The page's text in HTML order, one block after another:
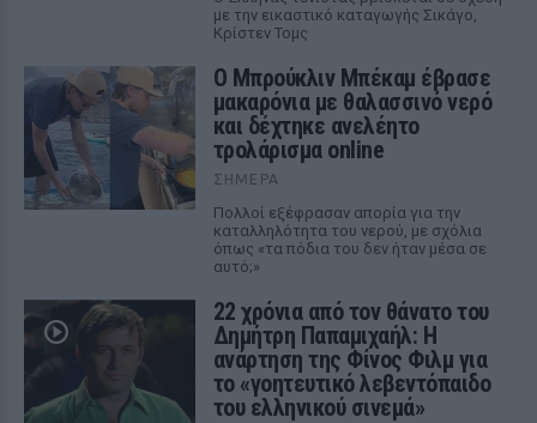
με την εικαστικό καταγωγής Σικάγο,
Κρίστεν Τομς
Ο Μπρούκλιν Μπέκαμ έβρασε
μακαρόνια με θαλασσινό νερό
και δέχτηκε ανελέητο
τρολάρισμα online
ΣΉΜΕΡΑ
Πολλοί εξέφρασαν απορία για την
καταλληλότητα του νερού, με σχόλια
όπως «τα πόδια του δεν ήταν μέσα σε
αυτό;»
22 χρόνια από τον θάνατο του
Δημήτρη Παπαμιχαήλ: Η
ανάρτηση της Φίνος Φιλμ για
το «γοητευτικό λεβεντόπαιδο
του ελληνικού σινεμά»